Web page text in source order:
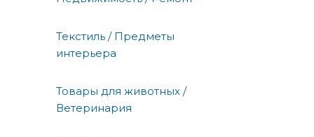
Текстиль / Предметы
интерьера
Товары для животных /
Ветеринария